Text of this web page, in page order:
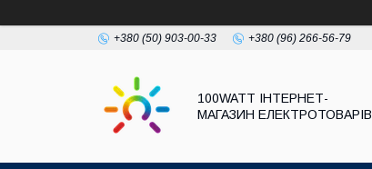
+380 (50) 903-00-33 +380 (96) 266-56-79
100WATT ІНТЕРНЕТ-
МАГАЗИН ЕЛЕКТРОТОВАРІВ